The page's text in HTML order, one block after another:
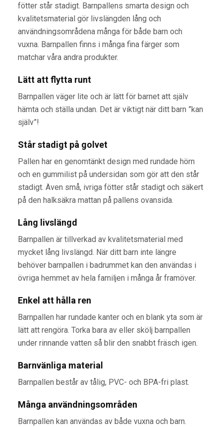
fötter står stadigt. Barnpallens smarta design och
kvalitetsmaterial gör livslängden lång och
användningsområdena många för både barn och
vuxna. Barnpallen finns i många fina färger som
matchar våra andra produkter.
Lätt att flytta runt
Barnpallen väger lite och är lätt för barnet att själv
hämta och ställa undan. Det är viktigt när ditt barn ”kan
själv”!
Står stadigt på golvet
Pallen har en genomtänkt design med rundade hörn
och en gummilist på undersidan som gör att den står
stadigt. Även små, ivriga fötter står stadigt och säkert
på den halksäkra mattan på pallens ovansida.
Lång livslängd
Barnpallen är tillverkad av kvalitetsmaterial med
mycket lång livslängd. När ditt barn inte längre
behöver barnpallen i badrummet kan den användas i
övriga hemmet av hela familjen i många år framöver.
Enkel att hålla ren
Barnpallen har rundade kanter och en blank yta som är
lätt att rengöra. Torka bara av eller skölj barnpallen
under rinnande vatten så blir den snabbt fräsch igen.
Barnvänliga material
Barnpallen består av tålig, PVC- och BPA-fri plast.
Många användningsområden
Barnpallen kan användas av både vuxna och barn.